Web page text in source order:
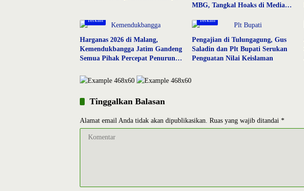
MBG, Tangkal Hoaks di Media
Terkini
Harganas 2026 di Malang,
Kemendukbangga Jatim Gandeng
Semua Pihak Percepat Penurunan
Terkini
Pengajian di Tulungagung, Gus
Saladin dan Plt Bupati Serukan
Penguatan Nilai Keislaman
Tinggalkan Balasan
Alamat email Anda tidak akan dipublikasikan. Ruas yang wajib ditandai *